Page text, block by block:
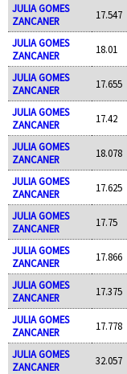
JULIA GOMES
ZANCANER
17.547
JULIA GOMES
ZANCANER
18.01
JULIA GOMES
ZANCANER
17.655
JULIA GOMES
ZANCANER
17.42
JULIA GOMES
ZANCANER
18.078
JULIA GOMES
ZANCANER
17.625
JULIA GOMES
ZANCANER
17.75
JULIA GOMES
ZANCANER
17.866
JULIA GOMES
ZANCANER
17.375
JULIA GOMES
ZANCANER
17.778
JULIA GOMES
ZANCANER
32.057